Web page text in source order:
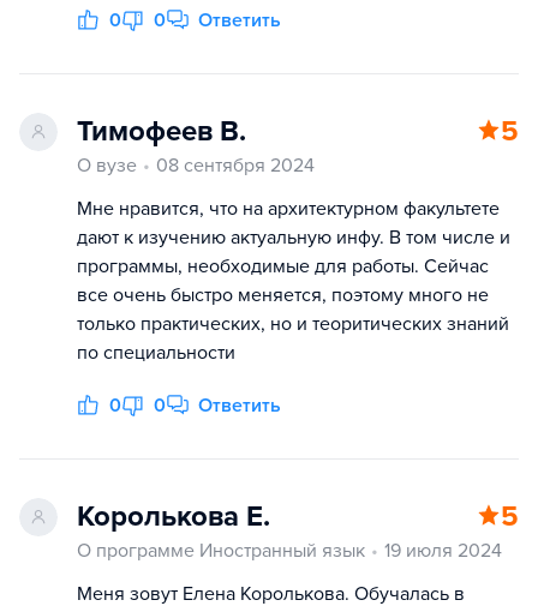
0 0 Ответить
Тимофеев В. 5
О вузе
08 сентября 2024
Мне нравится, что на архитектурном факультете
дают к изучению актуальную инфу. В том числе и
программы, необходимые для работы. Сейчас
все очень быстро меняется, поэтому много не
только практических, но и теоритических знаний
по специальности
0 0 Ответить
Королькова Е. 5
О программе Иностранный язык
19 июля 2024
Меня зовут Елена Королькова. Обучалась в